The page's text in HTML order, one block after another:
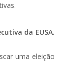
da EUSA.
uma eleição